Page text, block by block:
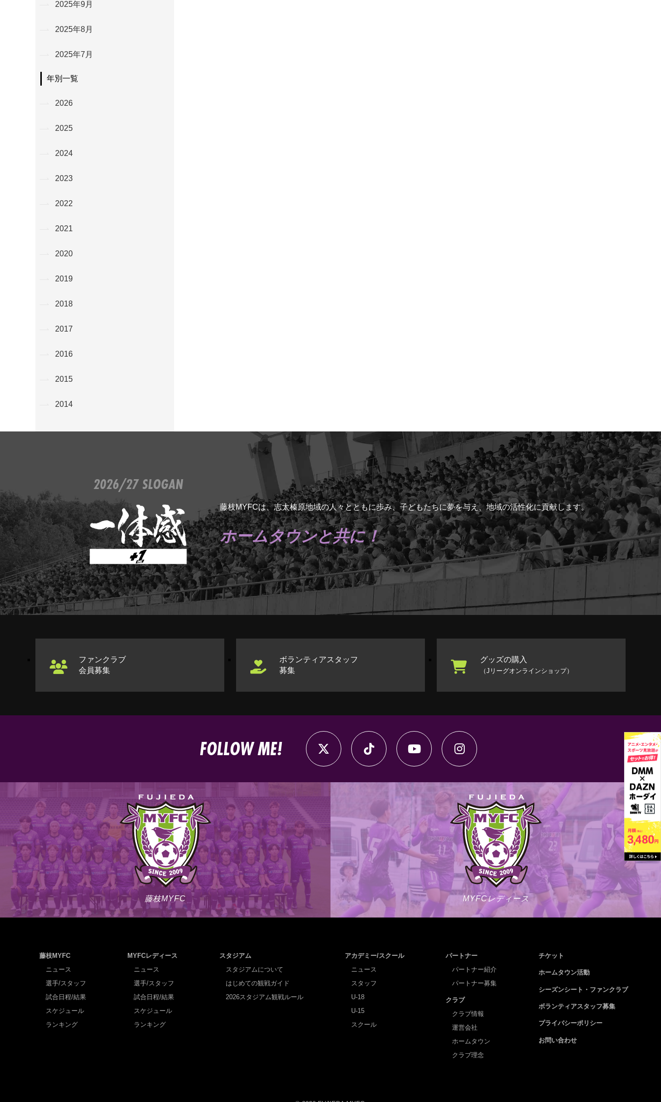
2025年9月
2025年8月
2025年7月
年別一覧
2026
2025
2024
2023
2022
2021
2020
2019
2018
2017
2016
2015
2014
2026/27 SLOGAN
藤枝MYFCは、志太榛原地域の人々とともに歩み、子どもたちに夢を与え、地域の活性化に貢献します。
ホームタウンと共に！
ファンクラブ
会員募集
ボランティアスタッフ
募集
グッズの購入
（Jリーグオンラインショップ）
FOLLOW ME!
藤枝MYFC MYFCレディース
藤枝MYFC
ニュース
選手/スタッフ
試合日程/結果
スケジュール
ランキング
MYFCレディース
ニュース
選手/スタッフ
試合日程/結果
スケジュール
ランキング
スタジアム
スタジアムについて
はじめての観戦ガイド
2026スタジアム観戦ルール
アカデミー/スクール
ニュース
スタッフ
U-18
U-15
スクール
パートナー
パートナー紹介
パートナー募集
クラブ
クラブ情報
運営会社
ホームタウン
クラブ理念
チケット
ホームタウン活動
シーズンシート・ファンクラブ
ボランティアスタッフ募集
プライバシーポリシー
お問い合わせ